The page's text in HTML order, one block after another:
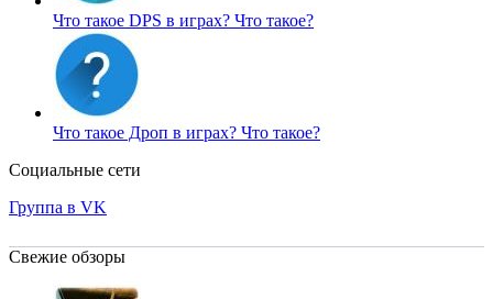
Что такое DPS в играх? Что такое?
Что такое Дроп в играх? Что такое?
Социальные сети
Группа в VK
Свежие обзоры